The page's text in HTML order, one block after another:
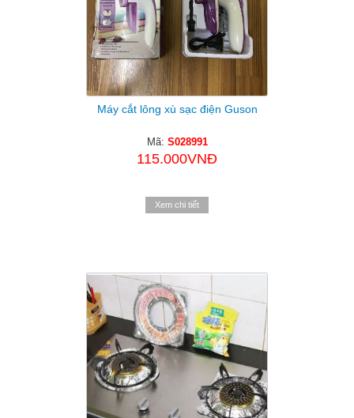
Máy cắt lông xù sạc điện Guson
Mã: S028991
115.000VNĐ
Xem chi tiết